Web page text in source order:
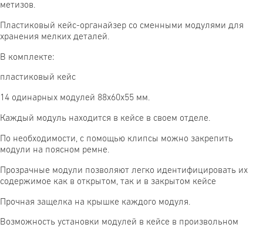
метизов.
Пластиковый кейс-органайзер со сменными модулями для
хранения мелких деталей.
В комплекте:
пластиковый кейс
14 одинарных модулей 88х60х55 мм.
Каждый модуль находится в кейсе в своем отделе.
По необходимости, с помощью клипсы можно закрепить
модули на поясном ремне.
Прозрачные модули позволяют легко идентифицировать их
содержимое как в открытом, так и в закрытом кейсе
Прочная защелка на крышке каждого модуля.
Возможность установки модулей в кейсе в произвольном